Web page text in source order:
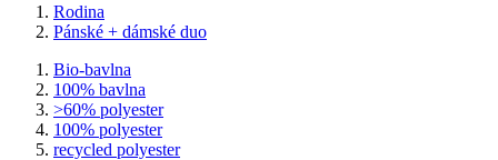
Rodina
Pánské + dámské duo
Bio-bavlna
100% bavlna
>60% polyester
100% polyester
recycled polyester